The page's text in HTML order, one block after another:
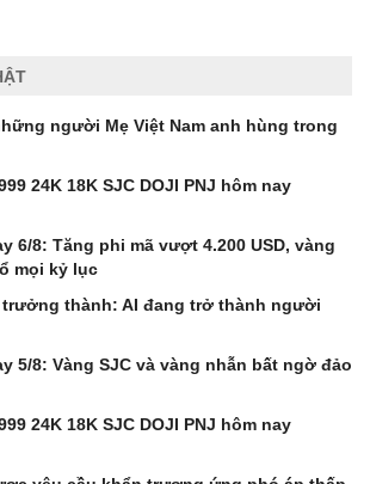
người Mẹ Việt Nam anh hùng trong
24K 18K SJC DOJI PNJ hôm nay
6/8: Tăng phi mã vượt 4.200 USD, vàng
mọi kỷ lục
thành: AI đang trở thành người
5/8: Vàng SJC và vàng nhẫn bất ngờ đảo
24K 18K SJC DOJI PNJ hôm nay